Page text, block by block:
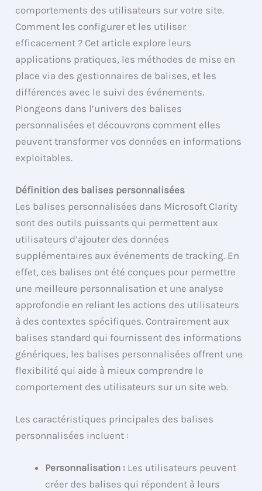
comportements des utilisateurs sur votre site.
Comment les configurer et les utiliser
efficacement ? Cet article explore leurs
applications pratiques, les méthodes de mise en
place via des gestionnaires de balises, et les
différences avec le suivi des événements.
Plongeons dans l’univers des balises
personnalisées et découvrons comment elles
peuvent transformer vos données en informations
exploitables.
Définition des balises personnalisées
Les balises personnalisées dans Microsoft Clarity
sont des outils puissants qui permettent aux
utilisateurs d’ajouter des données
supplémentaires aux événements de tracking. En
effet, ces balises ont été conçues pour permettre
une meilleure personnalisation et une analyse
approfondie en reliant les actions des utilisateurs
à des contextes spécifiques. Contrairement aux
balises standard qui fournissent des informations
génériques, les balises personnalisées offrent une
flexibilité qui aide à mieux comprendre le
comportement des utilisateurs sur un site web.
Les caractéristiques principales des balises
personnalisées incluent :
Personnalisation : Les utilisateurs peuvent
créer des balises qui répondent à leurs